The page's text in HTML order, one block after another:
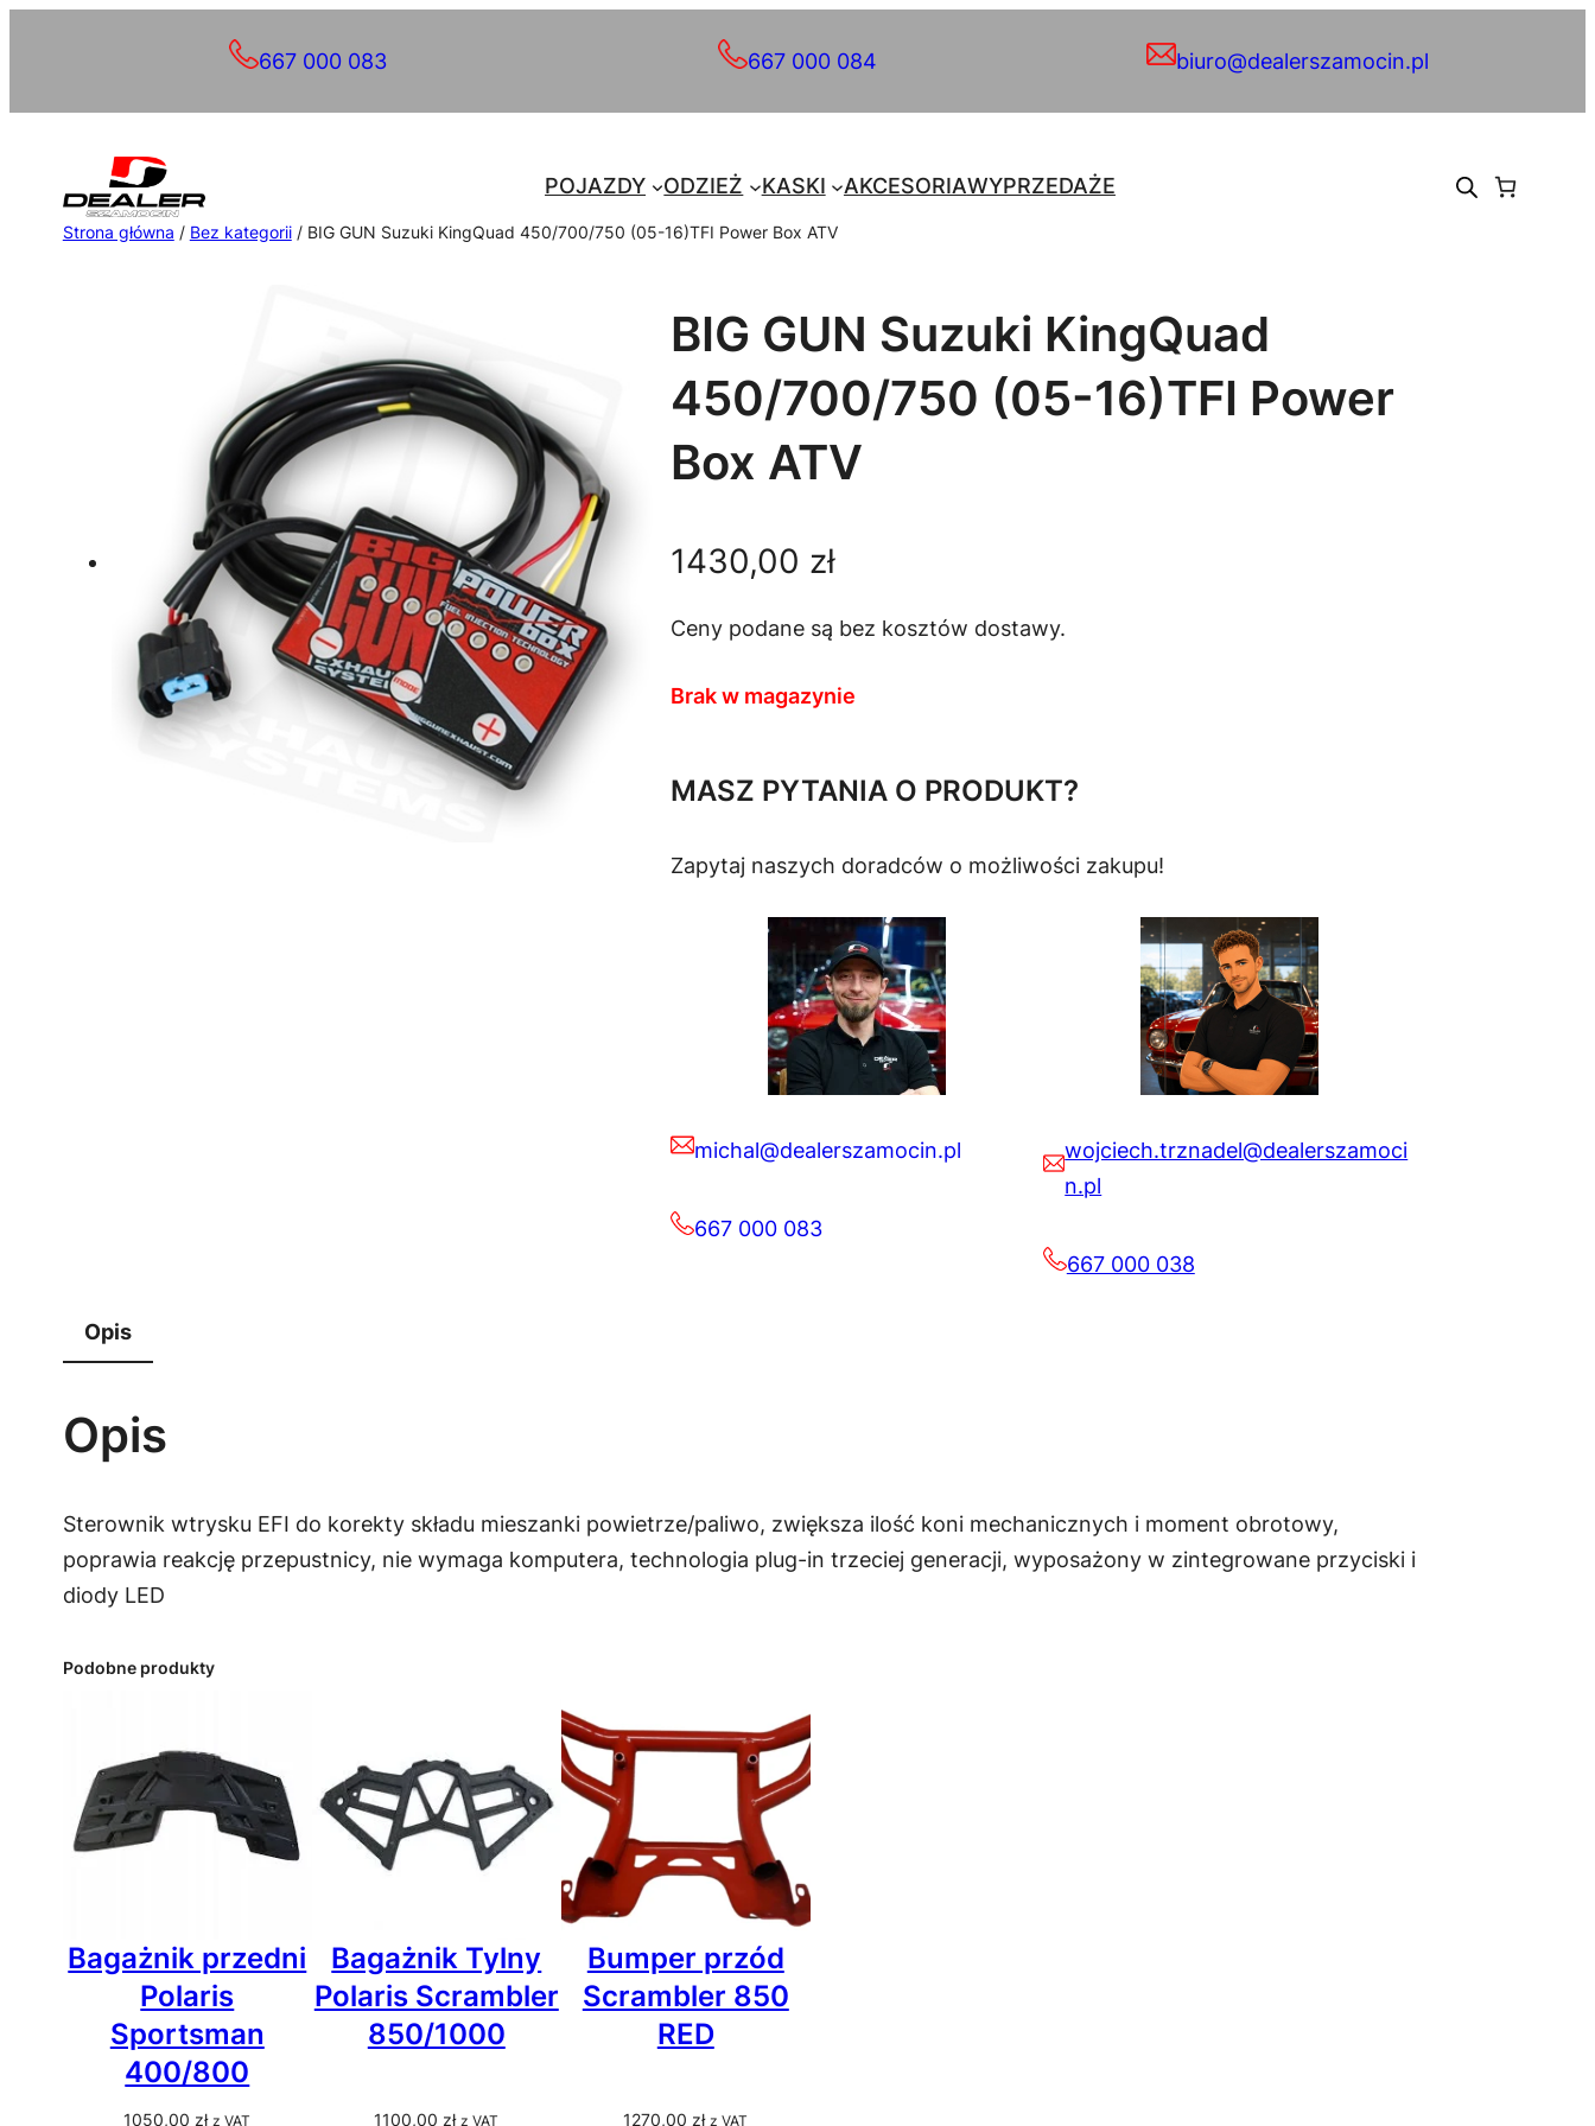
667 000 083 667 000 084 biuro@dealerszamocin.pl
POJAZDY ODZIEŻ KASKI AKCESORIAWYPRZEDAŻE
Strona główna / Bez kategorii/ BIG GUN Suzuki KingQuad 450/700/750 (05-16)TFI Power Box ATV
BIG GUN Suzuki KingQuad
450/700/750 (05-16)TFI Power
Box ATV
1430,00 zł
Ceny podane są bez kosztów dostawy.
Brak w magazynie
MASZ PYTANIA O PRODUKT?
Zapytaj naszych doradców o możliwości zakupu!
michal@dealerszamocin.pl
667 000 083
wojciech.trznadel@dealerszamoci
n.pl
667 000 038
Opis
Opis
Sterownik wtrysku EFI do korekty składu mieszanki powietrze/paliwo, zwiększa ilość koni mechanicznych i moment obrotowy,
poprawia reakcję przepustnicy, nie wymaga komputera, technologia plug-in trzeciej generacji, wyposażony w zintegrowane przyciski i
diody LED
Podobne produkty
Bagażnik przedni
Polaris
Sportsman
400/800
1050,00zł z VAT
Bagażnik Tylny
Polaris Scrambler
850/1000
1100,00zł z VAT
Bumper przód
Scrambler 850
RED
1270,00zł z VAT